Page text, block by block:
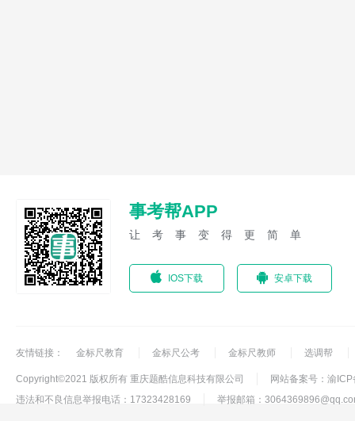
事考帮APP
让考事变得更简单
IOS下载 安卓下载
友情链接： 金标尺教育 金标尺公考 金标尺教师 选调帮
Copyright©2021 版权所有 重庆题酷信息科技有限公司
网站备案号：渝
违法和不良信息举报电话：17323428169
举报邮箱：